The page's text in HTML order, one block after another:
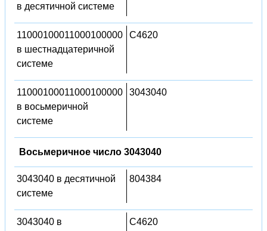
в десятичной системе
11000100011000100000
в шестнадцатеричной
системе
C4620
11000100011000100000
в восьмеричной
системе
3043040
Восьмеричное число 3043040
3043040 в десятичной
системе
804384
3043040 в
C4620